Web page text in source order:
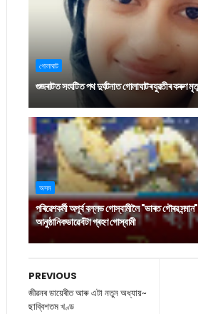
গোলাঘাট
গুজৰাটত সংঘটিত পথ দুৰ্ঘটনাত গোলাঘাটৰ যুৱতীৰ কৰুণ
অসম
পৰিৱেশকৰ্মী অপূৰ্ব বল্লভ গোস্বামীলৈ "ভাৰত গৌৰৱ
আনুষ্ঠানিকভাৱে বঁটা গ্ৰহণ গোস্বামী
PREVIOUS
জীৱনৰ ডায়েৰীত আৰু এটা নতুন অধ্যায়~
ছাব্বিশতম খণ্ড